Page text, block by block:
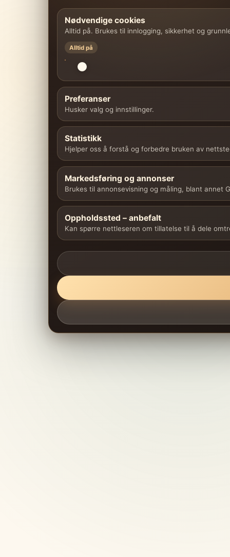
Nødvendige cookies
Alltid på. Brukes til innlogging, sikkerhet og
Alltid på
Preferanser
Husker valg og innstillinger.
Statistikk
Hjelper oss å forstå og forbedre bruken av
Markedsføring og annonser
Brukes til annonsevisning og måling, blant annet
Oppholdssted – anbefalt
Kan spørre nettleseren om tillatelse til å dele